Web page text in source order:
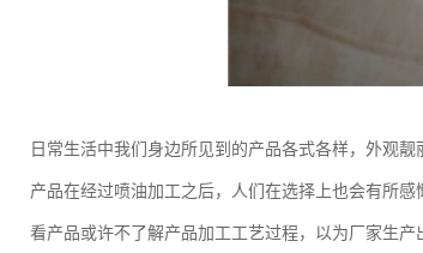
日常生活中我们身边所见到的产品各式各样，外观
产品在经过喷油加工之后，人们在选择上也会有所
看产品或许不了解产品加工工艺过程，以为厂家生